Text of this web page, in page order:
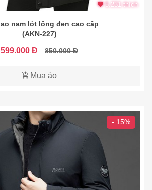
5.231 thích
nam lót lông đen cao cấp
(AKN-227)
599.000 Đ 850.000 Đ
Mua áo
- 15%